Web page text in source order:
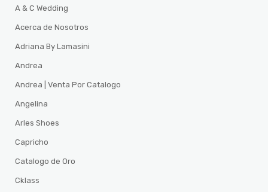
A & C Wedding
Acerca de Nosotros
Adriana By Lamasini
Andrea
Andrea | Venta Por Catalogo
Angelina
Arles Shoes
Capricho
Catalogo de Oro
Cklass